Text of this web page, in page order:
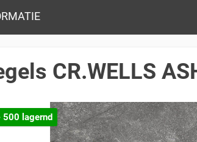
CR.WELLS
500 lagernd